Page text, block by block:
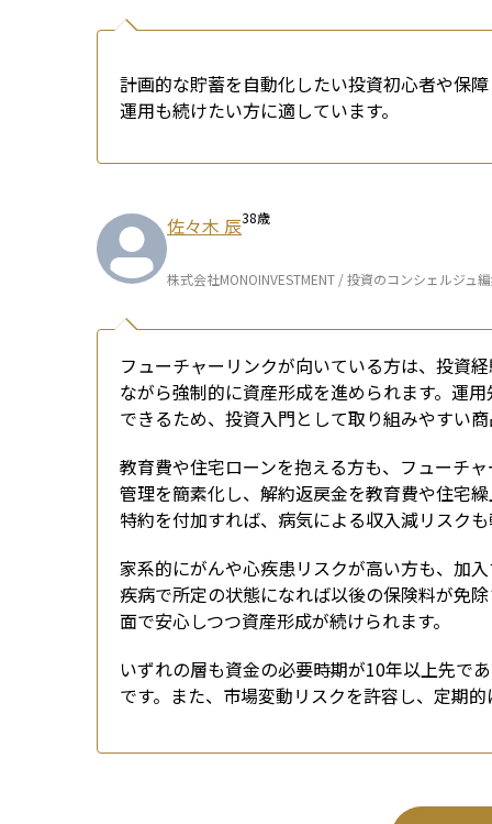
計画的な貯蓄を自動化したい投資初心者や保
運用も続けたい方に適しています。
佐々木 辰38歳
株式会社MONOINVESTMENT / 投資のコンシェルジュ
フューチャーリンクが向いている方は、投資
ながら強制的に資産形成を進められます。運
できるため、投資入門として取り組みやすい
教育費や住宅ローンを抱える方も、フューチ
管理を簡素化し、解約返戻金を教育費や住宅
特約を付加すれば、病気による収入減リスク
家系的にがんや心疾患リスクが高い方も、加
疾病で所定の状態になれば以後の保険料が免
面で安心しつつ資産形成が続けられます。
いずれの層も資金の必要時期が10年以上先で
です。また、市場変動リスクを許容し、定期